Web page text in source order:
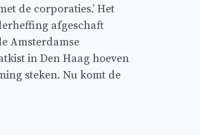
de corporaties.’ Het
afgeschaft
Amsterdamse
in Den Haag hoeven
steken. Nu komt de